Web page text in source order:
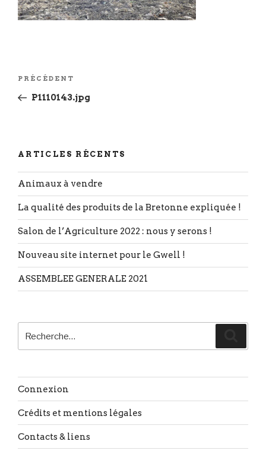
Navigation
l’article
Article
précédent
PRÉCÉDENT
P1110143.jpg
ARTICLES RÉCENTS
Animaux à vendre
La qualité des produits de la Bretonne expliquée !
Salon de l’Agriculture 2022 : nous y serons !
Nouveau site internet pour le Gwell !
ASSEMBLEE GENERALE 2021
pour
Connexion
Crédits et mentions légales
Contacts & liens